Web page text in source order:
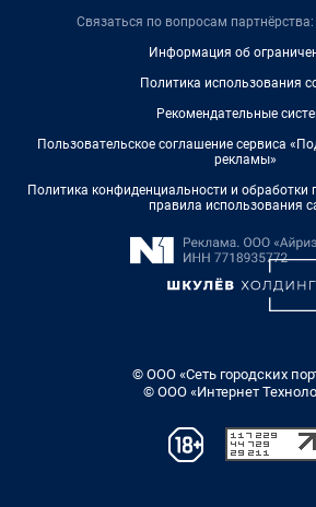
Связаться по вопросам партнёрства:
Информация об
Политика использования
Рекомендательные
Пользовательское соглашение сервиса
рекламы»
Политика конфиденциальности и обработки
правила использования
© ООО «Сеть городских
© ООО «Интернет